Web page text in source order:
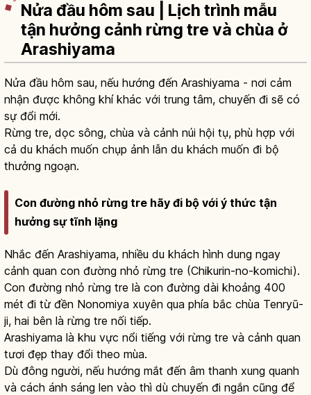
Nửa đầu hôm sau | Lịch trình mẫu
tận hưởng cảnh rừng tre và chùa ở
Arashiyama
Nửa đầu hôm sau, nếu hướng đến Arashiyama - nơi cảm
nhận được không khí khác với trung tâm, chuyến đi sẽ có
sự đổi mới.
Rừng tre, dọc sông, chùa và cảnh núi hội tụ, phù hợp với
cả du khách muốn chụp ảnh lẫn du khách muốn đi bộ
thưởng ngoạn.
Con đường nhỏ rừng tre hãy đi bộ với ý thức tận
hưởng sự tĩnh lặng
Nhắc đến Arashiyama, nhiều du khách hình dung ngay
cảnh quan con đường nhỏ rừng tre (Chikurin-no-komichi).
Con đường nhỏ rừng tre là con đường dài khoảng 400
mét đi từ đền Nonomiya xuyên qua phía bắc chùa Tenryū-
ji, hai bên là rừng tre nối tiếp.
Arashiyama là khu vực nổi tiếng với rừng tre và cảnh quan
tươi đẹp thay đổi theo mùa.
Dù đông người, nếu hướng mắt đến âm thanh xung quanh
và cách ánh sáng len vào thì dù chuyến đi ngắn cũng để